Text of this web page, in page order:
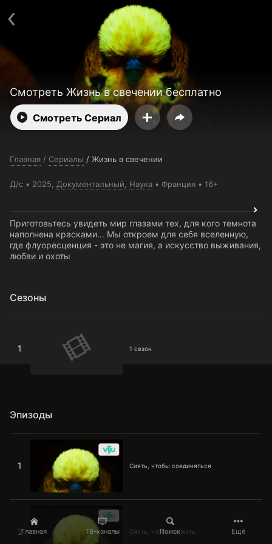
Главная ТВ-каналы Поиск Ещё
Смотреть Жизнь в свечении бесплатно
Смотреть Сериал
Главная / Сериалы / Жизнь в свечении
Д/с 2025, Документальный Наука Франция 16+
Приготовьтесь увидеть мир глазами тех, для кого темнота
наполнена красками… Мы откроем для себя вселенную,
где флуоресценция - это не магия, а искусство выживания,
любви и охоты
Сезоны
1 1 сезон
Эпизоды
1 Сиять, чтобы соединяться
2 Сиять, чтобы выжить
Пользовательское соглашение
Политика конфиденциальности
Для партнёров
Открыть приложение
Ввести промокод
Бесплатные каналы